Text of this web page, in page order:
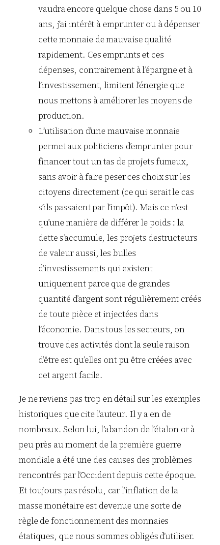
vaudra encore quelque chose dans 5 ou 10
ans, j’ai intérêt à emprunter ou à dépenser
cette monnaie de mauvaise qualité
rapidement. Ces emprunts et ces
dépenses, contrairement à l’épargne et à
l’investissement, limitent l’énergie que
nous mettons à améliorer les moyens de
production.
L’utilisation d’une mauvaise monnaie
permet aux politiciens d’emprunter pour
financer tout un tas de projets fumeux,
sans avoir à faire peser ces choix sur les
citoyens directement (ce qui serait le cas
s’ils passaient par l’impôt). Mais ce n’est
qu’une manière de différer le poids : la
dette s’accumule, les projets destructeurs
de valeur aussi, les bulles
d’investissements qui existent
uniquement parce que de grandes
quantité d’argent sont régulièrement créés
de toute pièce et injectées dans
l’économie. Dans tous les secteurs, on
trouve des activités dont la seule raison
d’être est qu’elles ont pu être créées avec
cet argent facile.
Je ne reviens pas trop en détail sur les exemples
historiques que cite l’auteur. Il y a en de
nombreux. Selon lui, l’abandon de l’étalon or à
peu près au moment de la première guerre
mondiale a été une des causes des problèmes
rencontrés par l’Occident depuis cette époque.
Et toujours pas résolu, car l’inflation de la
masse monétaire est devenue une sorte de
règle de fonctionnement des monnaies
étatiques, que nous sommes obligés d’utiliser.